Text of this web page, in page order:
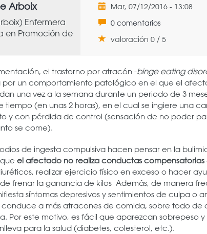
Arboix
Enfermera
en Promoción de
Mar, 07/12/2016 - 13:08
0 comentarios
valoración 0 / 5
el trastorno por atracón -binge eating
por un comportamiento patológico en el que el
una vez a la semana durante un periodo de 3
tiempo (en unas 2 horas), en el cual se ingiere una
y con pérdida de control (sensación de no poder
se come).
de ingesta compulsiva hacen pensar en la
el afectado no realiza conductas compensatorias
realizar ejercicio físico en exceso o hacer
frenar la ganancia de kilos Además, de manera
síntomas depresivos y sentimientos de culpa o
a más atracones de comida, sobre todo de
Por este motivo, es fácil que aparezcan sobrepeso
para la salud (diabetes, colesterol, etc.).